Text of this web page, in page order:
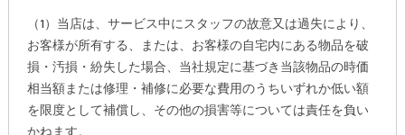
（1）当店は、サービス中にスタッフの故意又は過失により、
お客様が所有する、または、お客様の自宅内にある物品を破
損・汚損・紛失した場合、当社規定に基づき当該物品の時価
相当額または修理・補修に必要な費用のうちいずれか低い額
を限度として補償し、その他の損害等については責任を負い